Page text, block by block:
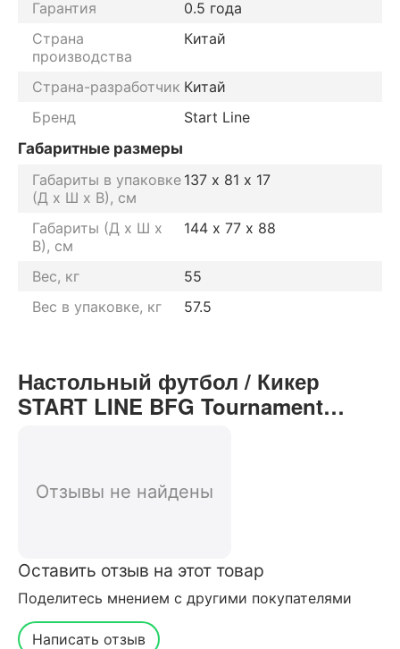
Гарантия
0.5 года
Страна
производства
Китай
Страна-разработчик Китай
Бренд
Start Line
Габаритные размеры
Габариты в упаковке
(Д х Ш х В), см
137 х 81 х 17
Габариты (Д х Ш х
В), см
144 х 77 х 88
Вес, кг
55
Вес в упаковке, кг
57.5
Настольный футбол / Кикер
START LINE BFG Tournament
интернет-магазина
Отзывы не найдены
Оставить отзыв на этот товар
Поделитесь мнением с другими покупателями
Написать отзыв